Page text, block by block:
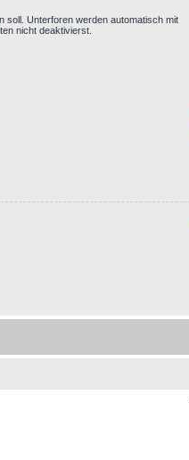
soll. Unterforen werden automatisch mit
nicht deaktivierst.